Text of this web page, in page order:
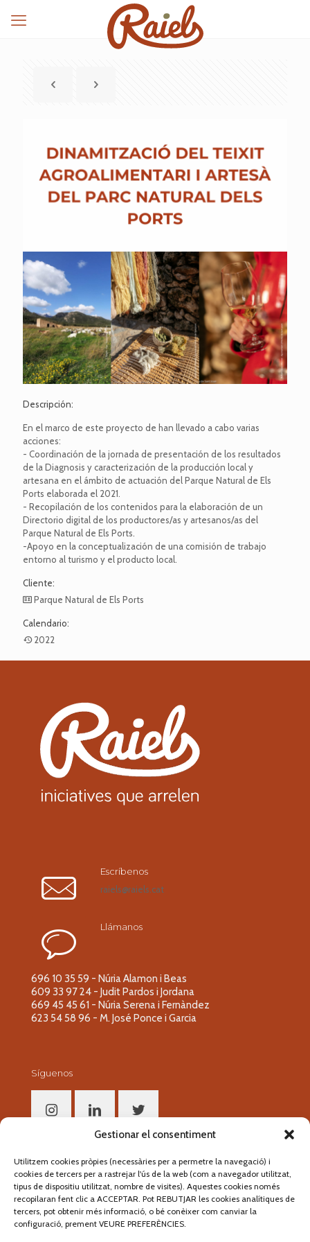
Gestionar el consentiment
Utilitzem cookies pròpies (necessàries per a permetre la navegació) i
cookies de tercers per a rastrejar l'ús de la web (com a navegador utilitzat,
tipus de dispositiu utilitzat, nombre de visites). Aquestes cookies només
recopilaran fent clic a ACCEPTAR. Pot REBUTJAR les cookies analítiques de
tercers, pot obtenir més informació, o bé conèixer com canviar la
configuració, prement VEURE PREFERÈNCIES.
Descripción:
En el marco de este proyecto de han llevado a cabo varias
acciones:
- Coordinación de la jornada de presentación de los resultados
de la Diagnosis y caracterización de la producción local y
artesana en el ámbito de actuación del Parque Natural de Els
Ports elaborada el 2021.
- Recopilación de los contenidos para la elaboración de un
Directorio digital de los productores/as y artesanos/as del
Parque Natural de Els Ports.
-Apoyo en la conceptualización de una comisión de trabajo
entorno al turismo y el producto local.
Cliente:
Parque Natural de Els Ports
Calendario:
2022
Escríbenos
raiels@raiels.cat
Llámanos
696 10 35 59 - Núria Alamon i Beas
609 33 97 24 - Judit Pardos i Jordana
669 45 45 61 - Núria Serena i Fernàndez
623 54 58 96 - M. José Ponce i Garcia
Síguenos
Segueix-nos!